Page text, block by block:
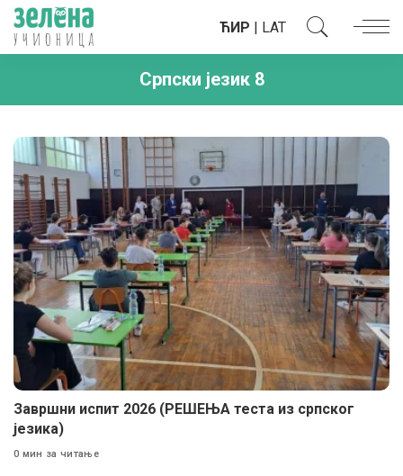
ЋИР | LAT
Српски језик 8
Завршни испит 2026 (РЕШЕЊА теста из српског
језика)
0 мин за читање